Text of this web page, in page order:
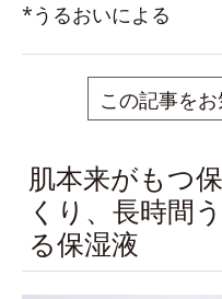
*うるおいによる
この記事を
肌本来がもつ
くり、長時間
る保湿液